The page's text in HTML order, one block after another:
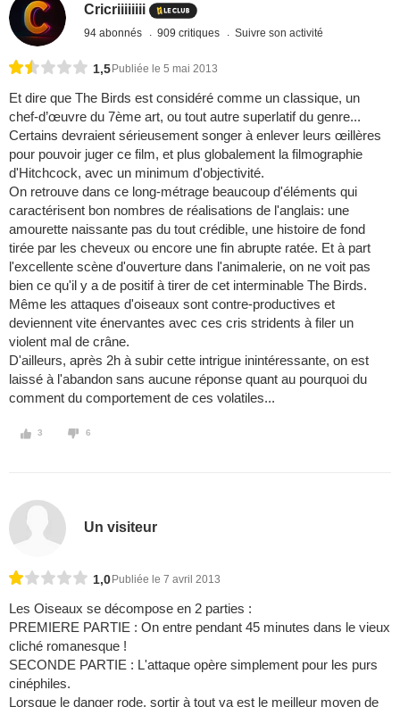
Cricriiiiiiii
94 abonnés 909 critiques Suivre son activité
1,5 Publiée le 5 mai 2013
Et dire que The Birds est considéré comme un classique, un
chef-d’œuvre du 7ème art, ou tout autre superlatif du genre...
Certains devraient sérieusement songer à enlever leurs œillères
pour pouvoir juger ce film, et plus globalement la filmographie
d'Hitchcock, avec un minimum d'objectivité.
On retrouve dans ce long-métrage beaucoup d'éléments qui
caractérisent bon nombres de réalisations de l'anglais: une
amourette naissante pas du tout crédible, une histoire de fond
tirée par les cheveux ou encore une fin abrupte ratée. Et à part
l'excellente scène d'ouverture dans l'animalerie, on ne voit pas
bien ce qu'il y a de positif à tirer de cet interminable The Birds.
Même les attaques d'oiseaux sont contre-productives et
deviennent vite énervantes avec ces cris stridents à filer un
violent mal de crâne.
D'ailleurs, après 2h à subir cette intrigue inintéressante, on est
laissé à l'abandon sans aucune réponse quant au pourquoi du
comment du comportement de ces volatiles...
3 6
Un visiteur
1,0 Publiée le 7 avril 2013
Les Oiseaux se décompose en 2 parties :
PREMIERE PARTIE : On entre pendant 45 minutes dans le vieux
cliché romanesque !
SECONDE PARTIE : L'attaque opère simplement pour les purs
cinéphiles.
Lorsque le danger rode, sortir à tout va est le meilleur moyen de